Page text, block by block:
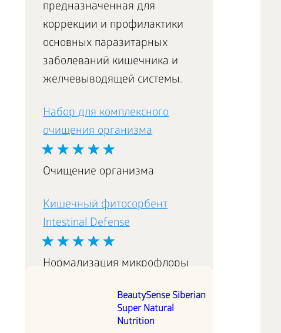
предназначенная для
коррекции и профилактики
основных паразитарных
заболеваний кишечника и
желчевыводящей системы.
Набор для комплексного
очищения организма
Очищение организма
Кишечный фитосорбент
Intestinal Defense
Нормализация микрофлоры
BeautySense Siberian
Super Natural
Nutrition